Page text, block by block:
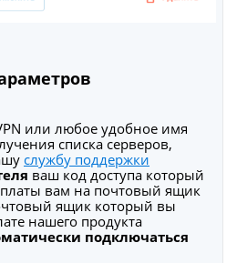
или любое удобное имя
списка серверов,
службу поддержки
ваш код доступа который
вам на почтовый ящик
ящик который вы
нашего продукта
подключаться